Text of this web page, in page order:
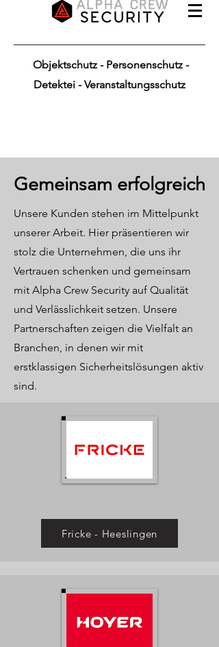
Objektschutz - Personenschutz -
Detektei - Veranstaltungsschutz
Gemeinsam erfolgreich
Unsere Kunden stehen im Mittelpunkt
unserer Arbeit. Hier präsentieren wir
stolz die Unternehmen, die uns ihr
Vertrauen schenken und gemeinsam
mit Alpha Crew Security auf Qualität
und Verlässlichkeit setzen. Unsere
Partnerschaften zeigen die Vielfalt an
Branchen, in denen wir mit
erstklassigen Sicherheitslösungen aktiv
sind.
Fricke - Heeslingen